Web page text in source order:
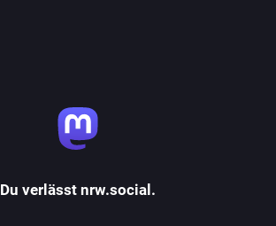
Du verlässt nrw.social.